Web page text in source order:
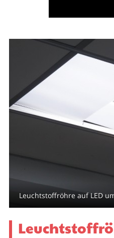
Leuchtstoffröhre auf LED